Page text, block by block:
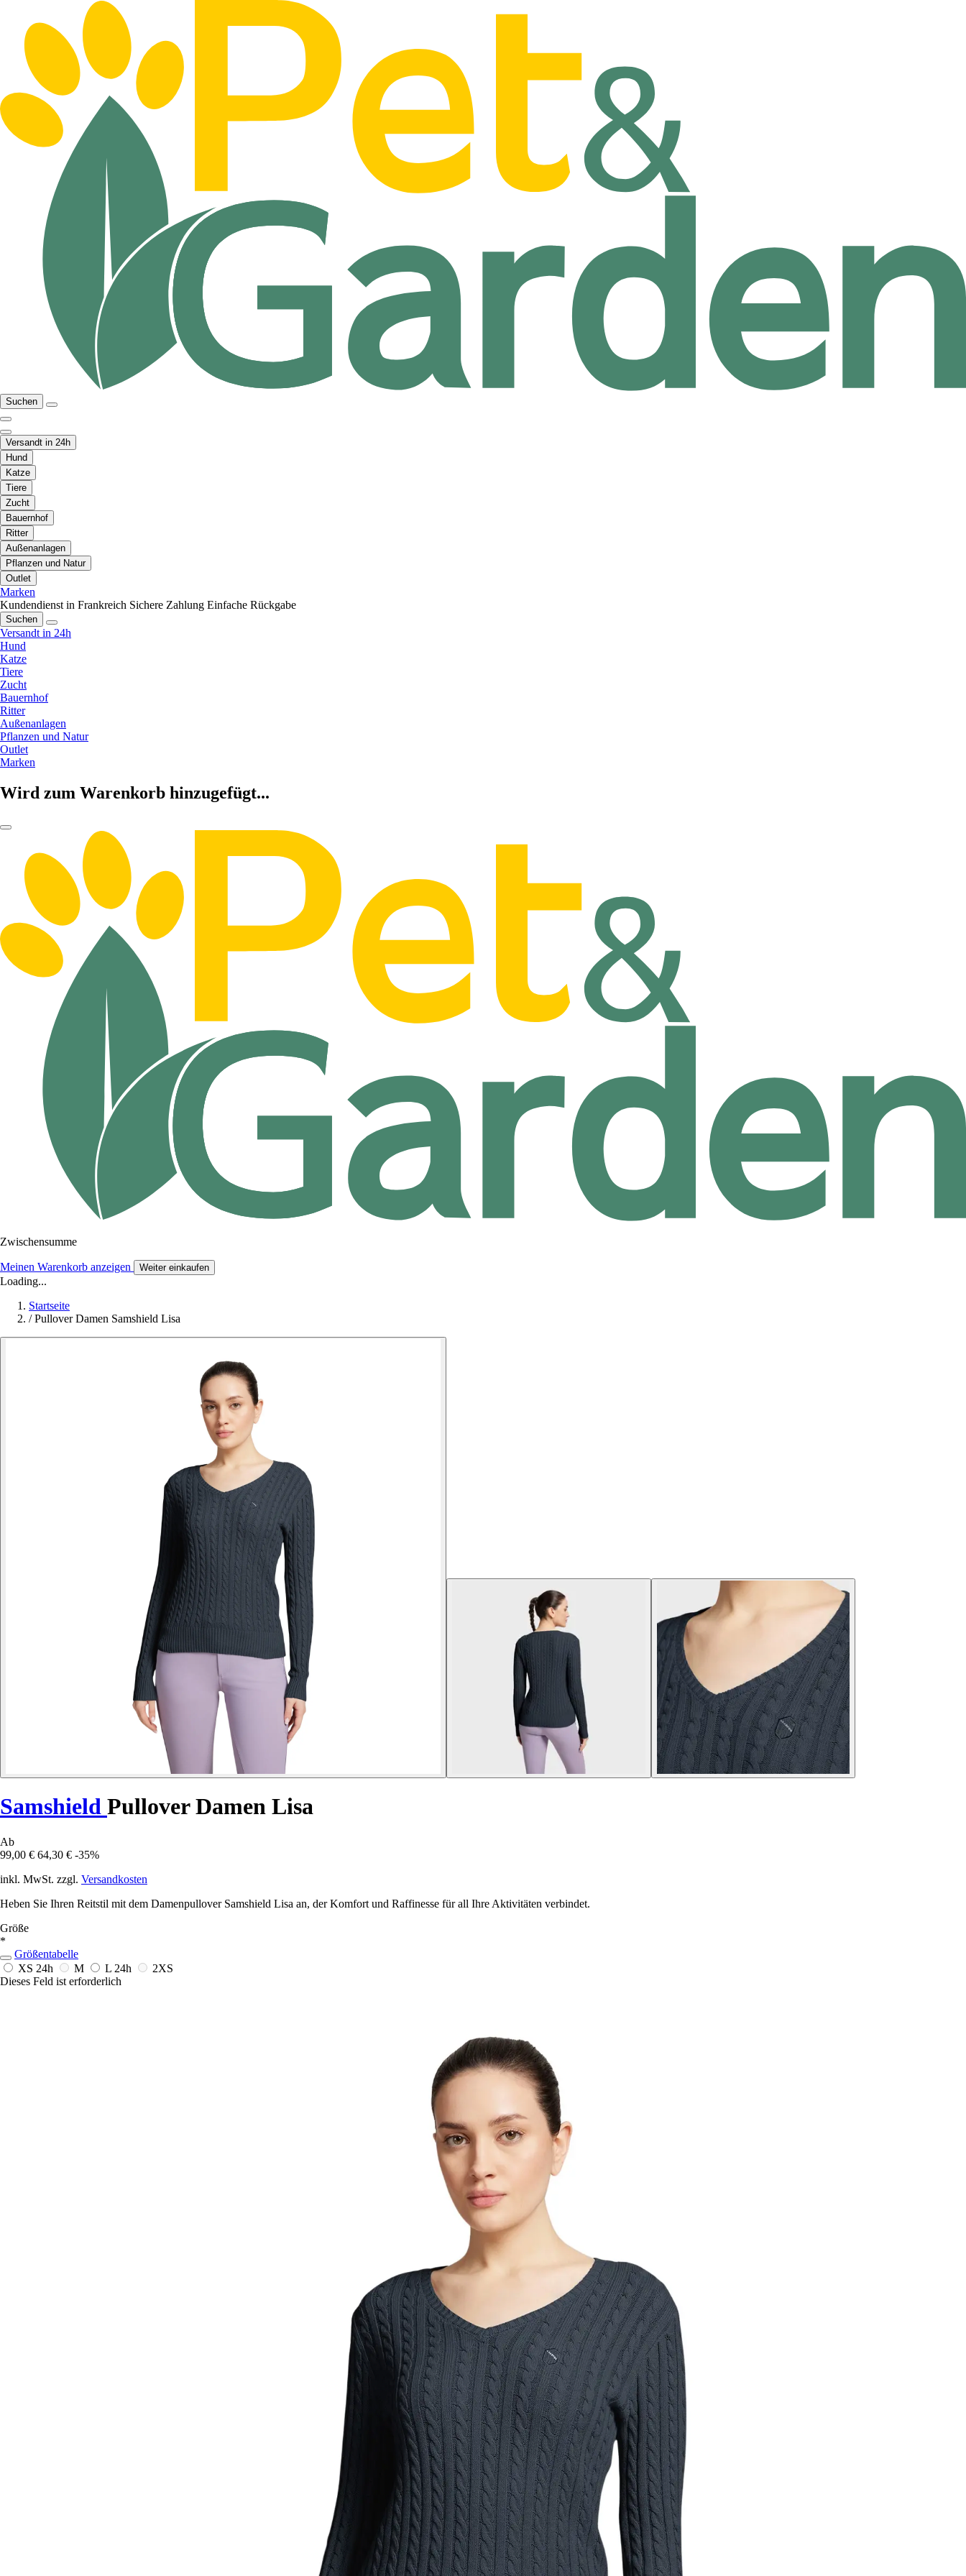
Suchen
Versandt in 24h
Hund
Katze
Tiere
Zucht
Bauernhof
Ritter
Außenanlagen
Pflanzen und Natur
Outlet
Marken
Kundendienst in Frankreich Sichere Zahlung Einfache Rückgabe
Suchen
Versandt in 24h
Hund
Katze
Tiere
Zucht
Bauernhof
Ritter
Außenanlagen
Pflanzen und Natur
Outlet
Marken
Wird zum Warenkorb hinzugefügt...
Zwischensumme
Meinen Warenkorb anzeigen Weiter einkaufen
Loading...
Startseite
/ Pullover Damen Samshield Lisa
Samshield Pullover Damen Lisa
Ab
99,00 € 64,30 € -35%
inkl. MwSt. zzgl. Versandkosten
Heben Sie Ihren Reitstil mit dem Damenpullover Samshield Lisa an, der Komfort und Raffinesse für all Ihre Aktivitäten verbindet.
Größe
*
Größentabelle
XS 24h M L 24h
2XS
Dieses Feld ist erforderlich